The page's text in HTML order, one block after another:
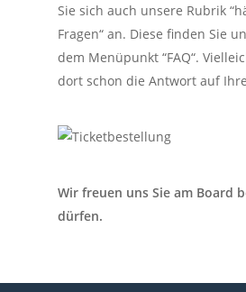
Sie sich auch unsere Rubrik
Fragen“ an. Diese finden Sie
dem Menüpunkt “FAQ“.
dort schon die Antwort auf
Wir freuen uns Sie am Board
dürfen.